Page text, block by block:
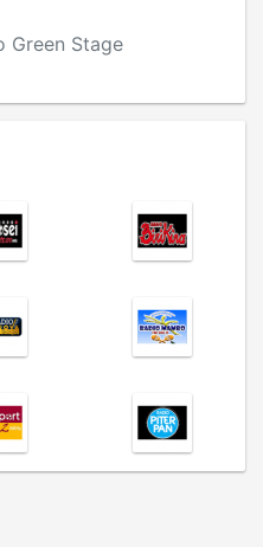
Green Stage